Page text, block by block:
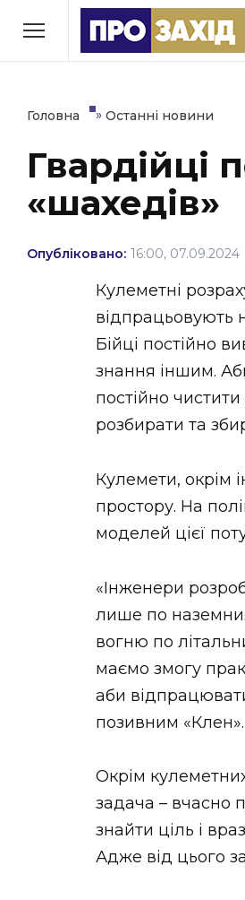
РУБРИКИ
Економіка
Політика
Втрачений Ужгород
ЗАКАРПАТСЬКІ
НОВИНИ
ФОТО
ВІДЕО
Головна » Останні новини
Гвардійці
«шахедів»
Опубліковано: 16:00, 07.09.2024
Кулеметні
відпрацьовують
Бійці постійно
знання іншим.
постійно
розбирати та
Кулемети, окрім
простору. На
моделей цієї
«Інженери
лише по
вогню по
маємо змогу
аби
позивним «Клен».
Окрім
задача – вчасно
знайти ціль і
Адже від цього